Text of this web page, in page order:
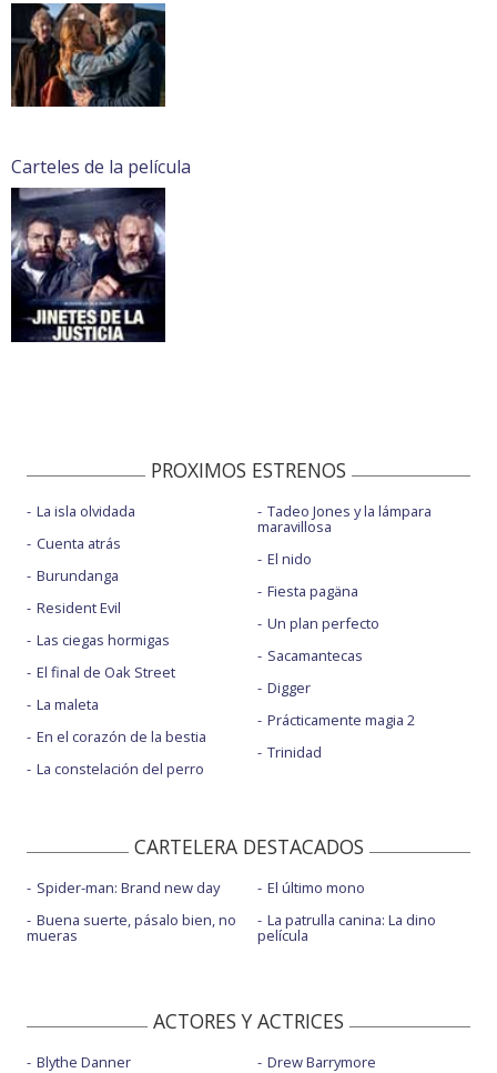
Carteles de la película
PROXIMOS ESTRENOS
La isla olvidada
Cuenta atrás
Burundanga
Resident Evil
Las ciegas hormigas
El final de Oak Street
La maleta
En el corazón de la bestia
La constelación del perro
Tadeo Jones y la lámpara
maravillosa
El nido
Fiesta pagäna
Un plan perfecto
Sacamantecas
Digger
Prácticamente magia 2
Trinidad
CARTELERA DESTACADOS
Spider-man: Brand new day
Buena suerte, pásalo bien, no
mueras
El último mono
La patrulla canina: La dino
película
ACTORES Y ACTRICES
Blythe Danner
Drew Barrymore